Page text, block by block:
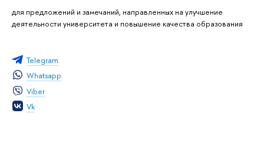
для предложений и замечаний, направленных на улучшение
деятельности университета и повышение качества образования
Telegram
Whatsapp
Viber
Vk